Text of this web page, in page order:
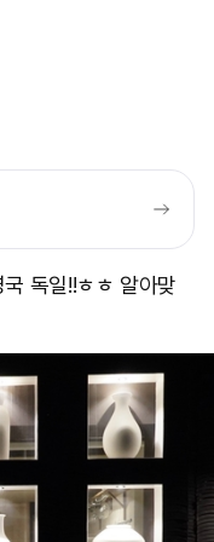
독일!!ㅎㅎ 알아맞